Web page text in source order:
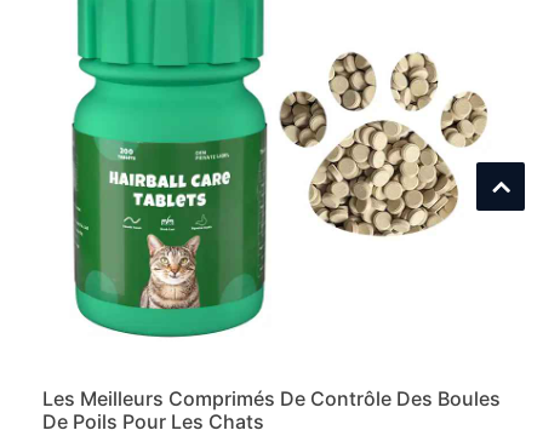
Les Meilleurs Comprimés De Contrôle Des Boules
De Poils Pour Les Chats